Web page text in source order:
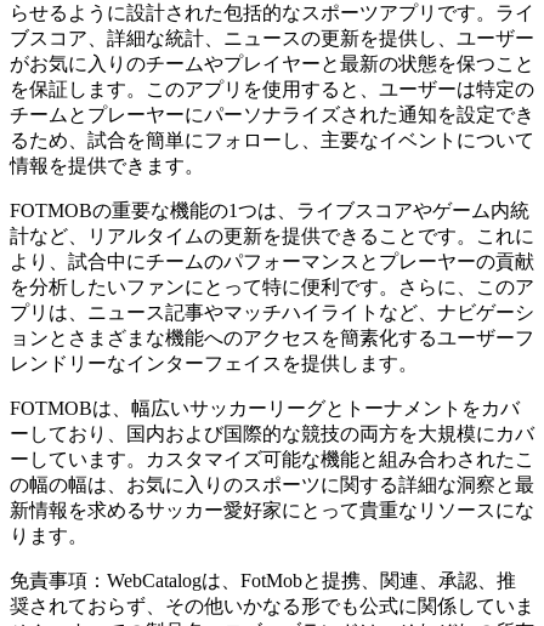
らせるように設計された包括的なスポーツアプリです。ライ
ブスコア、詳細な統計、ニュースの更新を提供し、ユーザー
がお気に入りのチームやプレイヤーと最新の状態を保つこと
を保証します。このアプリを使用すると、ユーザーは特定の
チームとプレーヤーにパーソナライズされた通知を設定でき
るため、試合を簡単にフォローし、主要なイベントについて
情報を提供できます。
FOTMOBの重要な機能の1つは、ライブスコアやゲーム内統
計など、リアルタイムの更新を提供できることです。これに
より、試合中にチームのパフォーマンスとプレーヤーの貢献
を分析したいファンにとって特に便利です。さらに、このア
プリは、ニュース記事やマッチハイライトなど、ナビゲーシ
ョンとさまざまな機能へのアクセスを簡素化するユーザーフ
レンドリーなインターフェイスを提供します。
FOTMOBは、幅広いサッカーリーグとトーナメントをカバ
ーしており、国内および国際的な競技の両方を大規模にカバ
ーしています。カスタマイズ可能な機能と組み合わされたこ
の幅の幅は、お気に入りのスポーツに関する詳細な洞察と最
新情報を求めるサッカー愛好家にとって貴重なリソースにな
ります。
免責事項：WebCatalogは、FotMobと提携、関連、承認、推
奨されておらず、その他いかなる形でも公式に関係していま